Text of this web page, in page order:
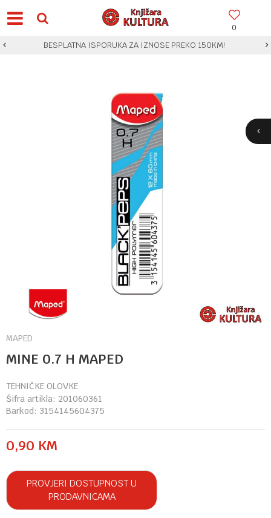
0
BESPLATNA ISPORUKA ZA IZNOSE PREKO 150KM!
MAPED
MINE 0.7 H MAPED
TEHNIČKE OLOVKE
Šifra artikla: 201060361
Barkod: 3154145604375
0,90 KM
PROVJERI DOSTUPNOST U
PRODAVNICAMA